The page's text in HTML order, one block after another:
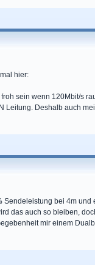
hier:
sein wenn 120Mbit/s
Leitung. Deshalb auch
Sendeleistung bei 4m
das auch so bleiben,
mir einem